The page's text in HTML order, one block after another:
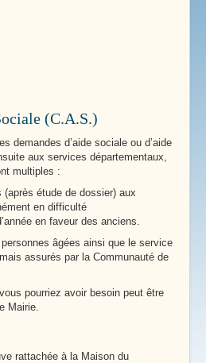
(C.A.S.)
demandes d’aide sociale ou d’aide
aux services départementaux,
multiples :
étude de dossier) aux
en difficulté
en faveur des anciens.
personnes âgées ainsi que le service
assurés par la Communauté de
pourriez avoir besoin peut être
Mairie.
rattachée à la Maison du